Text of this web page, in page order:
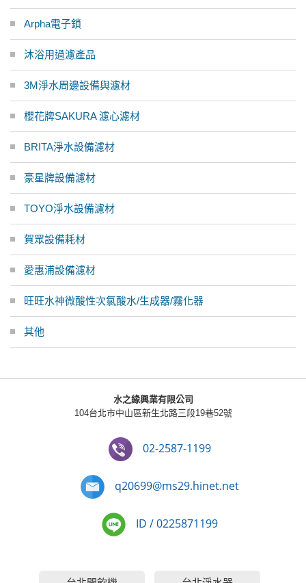
Arpha電子鎖
沐浴用過濾產品
3M淨水周邊設備與濾材
櫻花牌SAKURA 濾心濾材
BRITA淨水設備濾材
豪星牌設備濾材
TOYO淨水設備濾材
賀眾設備耗材
愛惠浦設備濾材
旺旺水神微酸性次氯酸水/生成器/霧化器
其他
水之緣興業有限公司
104台北市中山區新生北路三段19巷52號
02-2587-1199
q20699@ms29.hinet.net
ID / 0225871199